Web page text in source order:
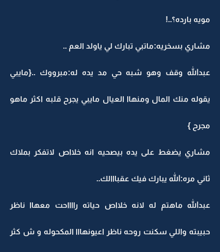
مويه بارده؟..!
مشاري بسخريه:ماتبي تبارك لي ياولد العم ..
عبدالله وقف وهو شبه حي مد يده له:مبرووك ..{مايبي
يقوله منك المال ومنهاا العيال مايبي يجرح قلبه اكثر ماهو
مجرح }
مشاري يضغط على يده بيصحيه انه خلااص لاتفكر بملاك
ثاني مره:الله يبارك فيك عقبااالك..
عبدالله ماهتم له لانه خلااص حياته رااااحت معهاا ناظر
حبيبته واللي سكنت روحه ناظر اعيونهااا المكحوله و ش كثر